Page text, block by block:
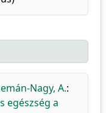
Nagy, A.:
egészség a